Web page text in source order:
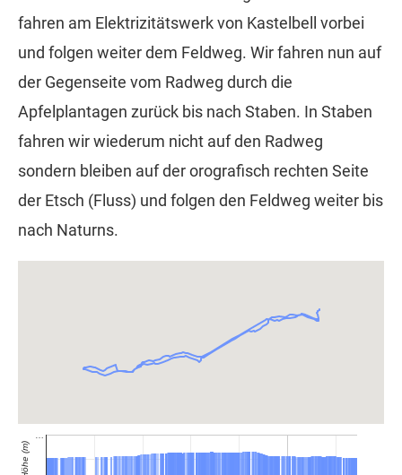
fahren am Elektrizitätswerk von Kastelbell vorbei
und folgen weiter dem Feldweg. Wir fahren nun auf
der Gegenseite vom Radweg durch die
Apfelplantagen zurück bis nach Staben. In Staben
fahren wir wiederum nicht auf den Radweg
sondern bleiben auf der orografisch rechten Seite
der Etsch (Fluss) und folgen den Feldweg weiter bis
nach Naturns.